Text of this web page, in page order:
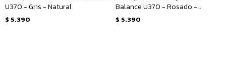
U370 - Gris - Natural
$ 5.390
Balance U370 - Rosado -
Blanco
$ 5.390